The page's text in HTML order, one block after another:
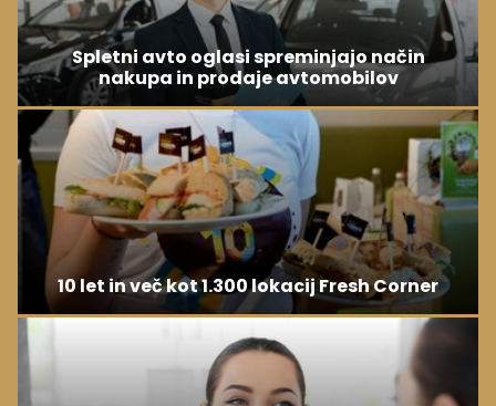
Spletni avto oglasi spreminjajo način
nakupa in prodaje avtomobilov
10 let in več kot 1.300 lokacij Fresh Corner